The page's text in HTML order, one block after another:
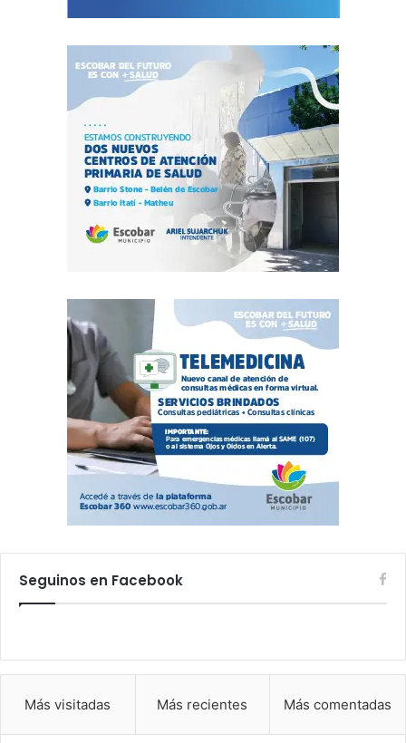
Seguinos en Facebook
Más visitadas Más recientes Más comentadas